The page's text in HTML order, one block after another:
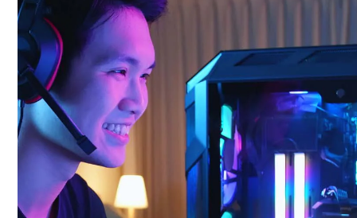
Norton
Norton